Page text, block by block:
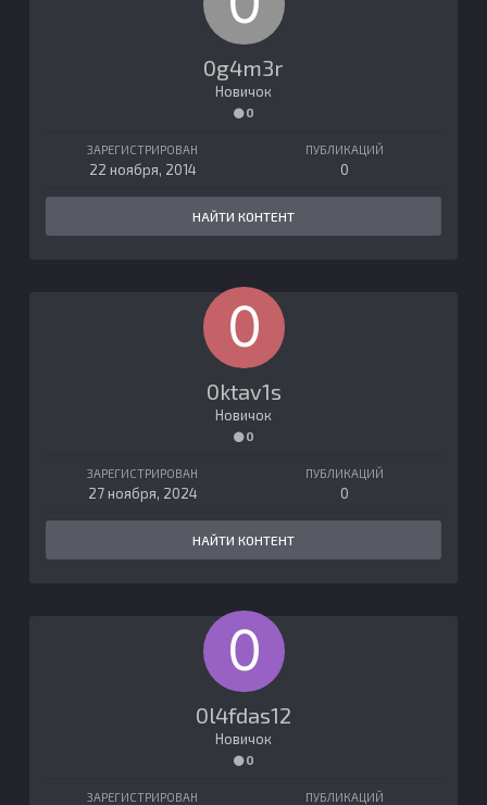
0g4m3r
Новичок
0
ЗАРЕГИСТРИРОВАН
22 ноября, 2014
ПУБЛИКАЦИЙ
0
НАЙТИ КОНТЕНТ
0ktav1s
Новичок
0
ЗАРЕГИСТРИРОВАН
27 ноября, 2024
ПУБЛИКАЦИЙ
0
НАЙТИ КОНТЕНТ
0l4fdas12
Новичок
0
ЗАРЕГИСТРИРОВАН ПУБЛИКАЦИЙ